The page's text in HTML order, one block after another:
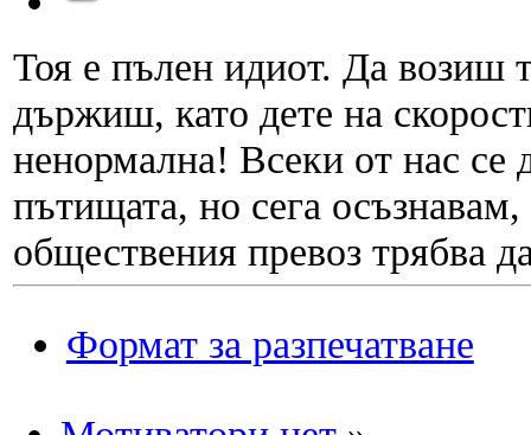
Тоя е пълен идиот. Да возиш
държиш, като дете на
ненормална! Всеки от нас се
пътищата, но сега
обществения превоз трябва
Формат за разпечатване